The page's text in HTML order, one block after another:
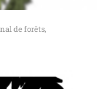
de forêts,